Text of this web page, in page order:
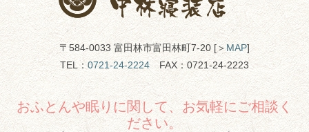
〒584-0033 富田林市富田林町7-20 [＞ MAP]
TEL：0721-24-2224FAX：0721-24-2223
おふとんや眠りに関して、お気軽にご相談く
ださい。